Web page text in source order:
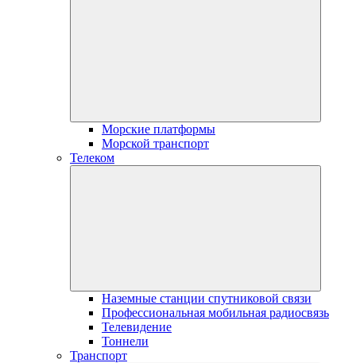
Морские платформы
Морской транспорт
Телеком
Наземные станции спутниковой связи
Профессиональная мобильная радиосвязь
Телевидение
Тоннели
Транспорт